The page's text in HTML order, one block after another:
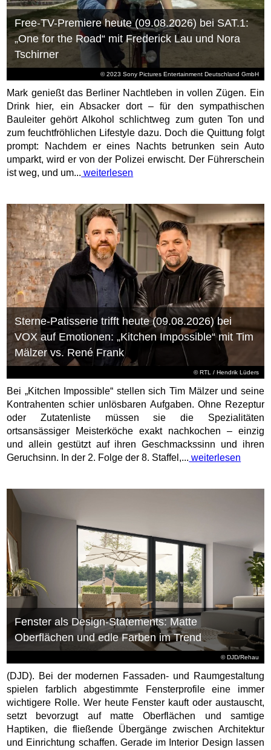
© 2023 Sony Pictures Entertainment Deutschland GmbH
Free-TV-Premiere heute (09.08.2026) bei SAT.1:
„One for the Road“ mit Frederick Lau und Nora
Tschirner
Mark genießt das Berliner Nachtleben in vollen Zügen. Ein
Drink hier, ein Absacker dort – für den sympathischen
Bauleiter gehört Alkohol schlichtweg zum guten Ton und
zum feuchtfröhlichen Lifestyle dazu. Doch die Quittung folgt
prompt: Nachdem er eines Nachts betrunken sein Auto
umparkt, wird er von der Polizei erwischt. Der Führerschein
ist weg, und um... weiterlesen
©RTL / Hendrik Lüders
Sterne-Patisserie trifft heute (09.08.2026) bei
VOX auf Emotionen: „Kitchen Impossible“ mit Tim
Mälzer vs. René Frank
Bei „Kitchen Impossible“ stellen sich Tim Mälzer und seine
Kontrahenten schier unlösbaren Aufgaben. Ohne Rezeptur
oder Zutatenliste müssen sie die Spezialitäten
ortsansässiger Meisterköche exakt nachkochen – einzig
und allein gestützt auf ihren Geschmackssinn und ihren
Geruchsinn. In der 2. Folge der 8. Staffel,... weiterlesen
© DJD/Rehau
Fenster als Design-Statements: Matte
Oberflächen und edle Farben im Trend
(DJD). Bei der modernen Fassaden- und Raumgestaltung
spielen farblich abgestimmte Fensterprofile eine immer
wichtigere Rolle. Wer heute Fenster kauft oder austauscht,
setzt bevorzugt auf matte Oberflächen und samtige
Haptiken, die fließende Übergänge zwischen Architektur
und Einrichtung schaffen. Gerade im Interior Design lassen